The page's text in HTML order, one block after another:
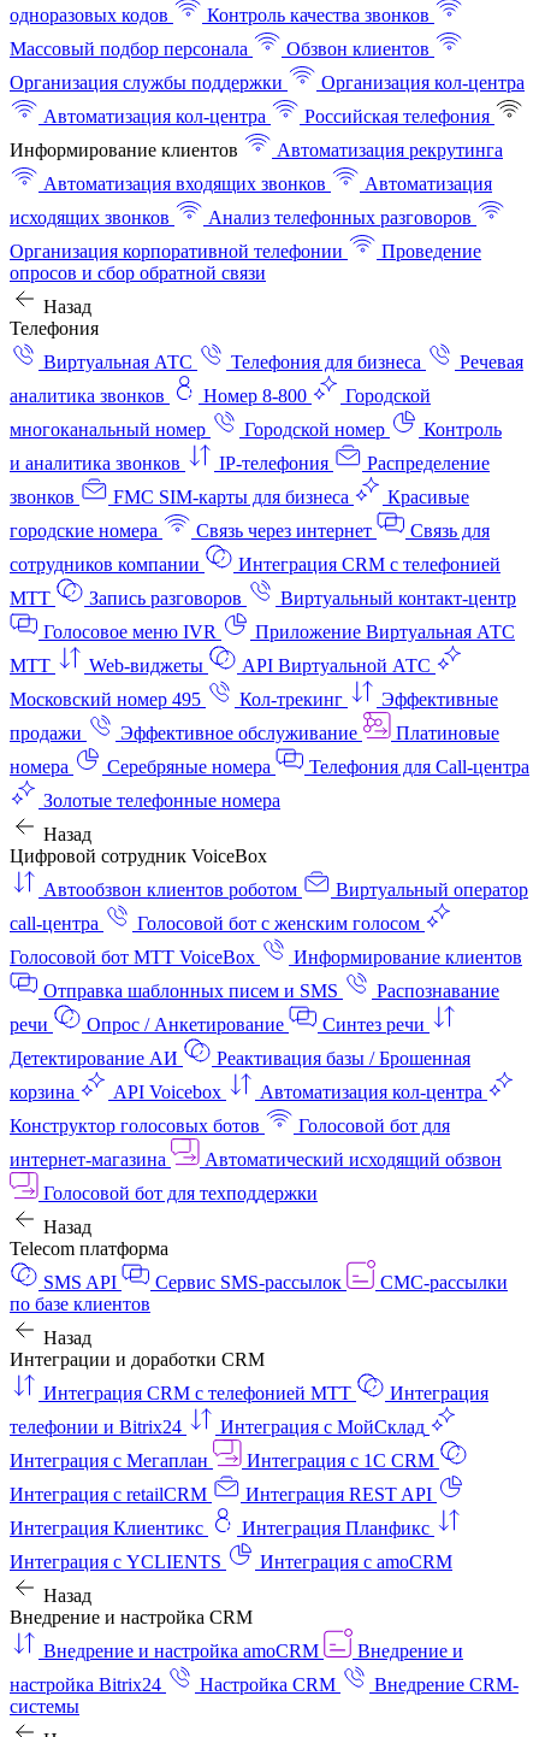
одноразовых кодов
Контроль качества звонков
Массовый подбор персонала
Обзвон клиентов
Организация службы поддержки
Организация кол-центра
Автоматизация кол-центра
Российская телефония
Информирование клиентов
Автоматизация рекрутинга
Автоматизация входящих звонков
Автоматизация
исходящих звонков
Анализ телефонных разговоров
Организация корпоративной телефонии
Проведение
опросов и сбор обратной связи
Назад
Телефония
Виртуальная АТС
Телефония для бизнеса
Речевая
аналитика звонков
Номер 8-800
Городской
многоканальный номер
Городской номер
Контроль
и аналитика звонков
IP-телефония
Распределение
звонков
FMC SIM-карты для бизнеса
Красивые
городские номера
Связь через интернет
Связь для
сотрудников компании
Интеграция CRM с телефонией
МТТ
Запись разговоров
Виртуальный контакт‑центр
Голосовое меню IVR
Приложение Виртуальная АТС
МТТ
Web-виджеты
API Виртуальной АТС
Московский номер 495
Кол-трекинг
Эффективные
продажи
Эффективное обслуживание
Платиновые
номера
Серебряные номера
Телефония для Call-центра
Золотые телефонные номера
Назад
Цифровой сотрудник VoiceBox
Автообзвон клиентов роботом
Виртуальный оператор
call-центра
Голосовой бот с женским голосом
Голосовой бот МТТ VoiceBox
Информирование клиентов
Отправка шаблонных писем и SMS
Распознавание
речи
Опрос / Анкетирование
Синтез речи
Детектирование АИ
Реактивация базы / Брошенная
корзина
API Voicebox
Автоматизация кол‑центра
Конструктор голосовых ботов
Голосовой бот для
интернет‑магазина
Автоматический исходящий обзвон
Голосовой бот для техподдержки
Назад
Telecom платформа
SMS API
Сервис SMS-рассылок
СМС-рассылки
по базе клиентов
Назад
Интеграции и доработки CRM
Интеграция CRM с телефонией МТТ
Интеграция
телефонии и Bitrix24
Интеграция с МойСклад
Интеграция с Мегаплан
Интеграция с 1C CRM
Интеграция с retailCRM
Интеграция REST API
Интеграция Клиентикс
Интеграция Планфикс
Интеграция с YCLIENTS
Интеграция с amoCRM
Назад
Внедрение и настройка CRM
Внедрение и настройка amoCRM
Внедрение и
настройка Bitrix24
Настройка CRM
Внедрение CRM-
системы